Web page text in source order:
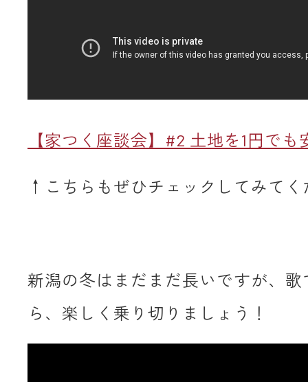
【家つく座談会】#2 土地を1円で
↑こちらもぜひチェックしてみてく
新潟の冬はまだまだ長いですが、
ら、楽しく乗り切りましょう！